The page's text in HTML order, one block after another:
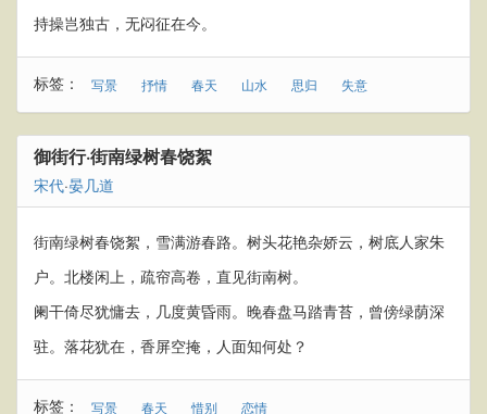
持操岂独古，无闷征在今。
标签： 写景 抒情 春天 山水 思归 失意
御街行·街南绿树春饶絮
宋代·晏几道
街南绿树春饶絮，雪满游春路。树头花艳杂娇云，树底人家朱
户。北楼闲上，疏帘高卷，直见街南树。
阑干倚尽犹慵去，几度黄昏雨。晚春盘马踏青苔，曾傍绿荫深
驻。落花犹在，香屏空掩，人面知何处？
标签： 写景 春天 惜别 恋情